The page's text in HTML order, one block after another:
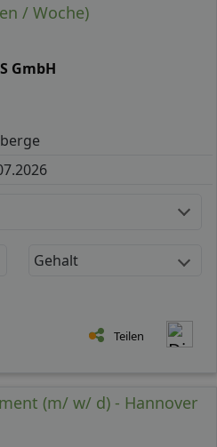
/ Woche)
GmbH
Gehalt
Teilen
(m/ w/ d) - Hannover